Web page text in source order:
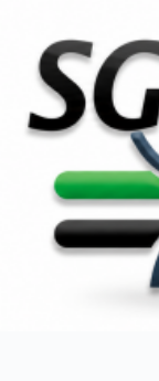
contenido